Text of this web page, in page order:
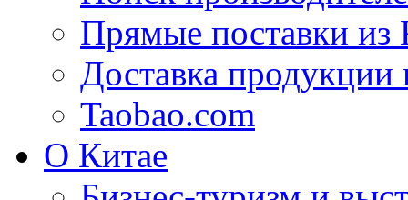
Прямые поставки из
Доставка продукции
Taobao.com
О Китае